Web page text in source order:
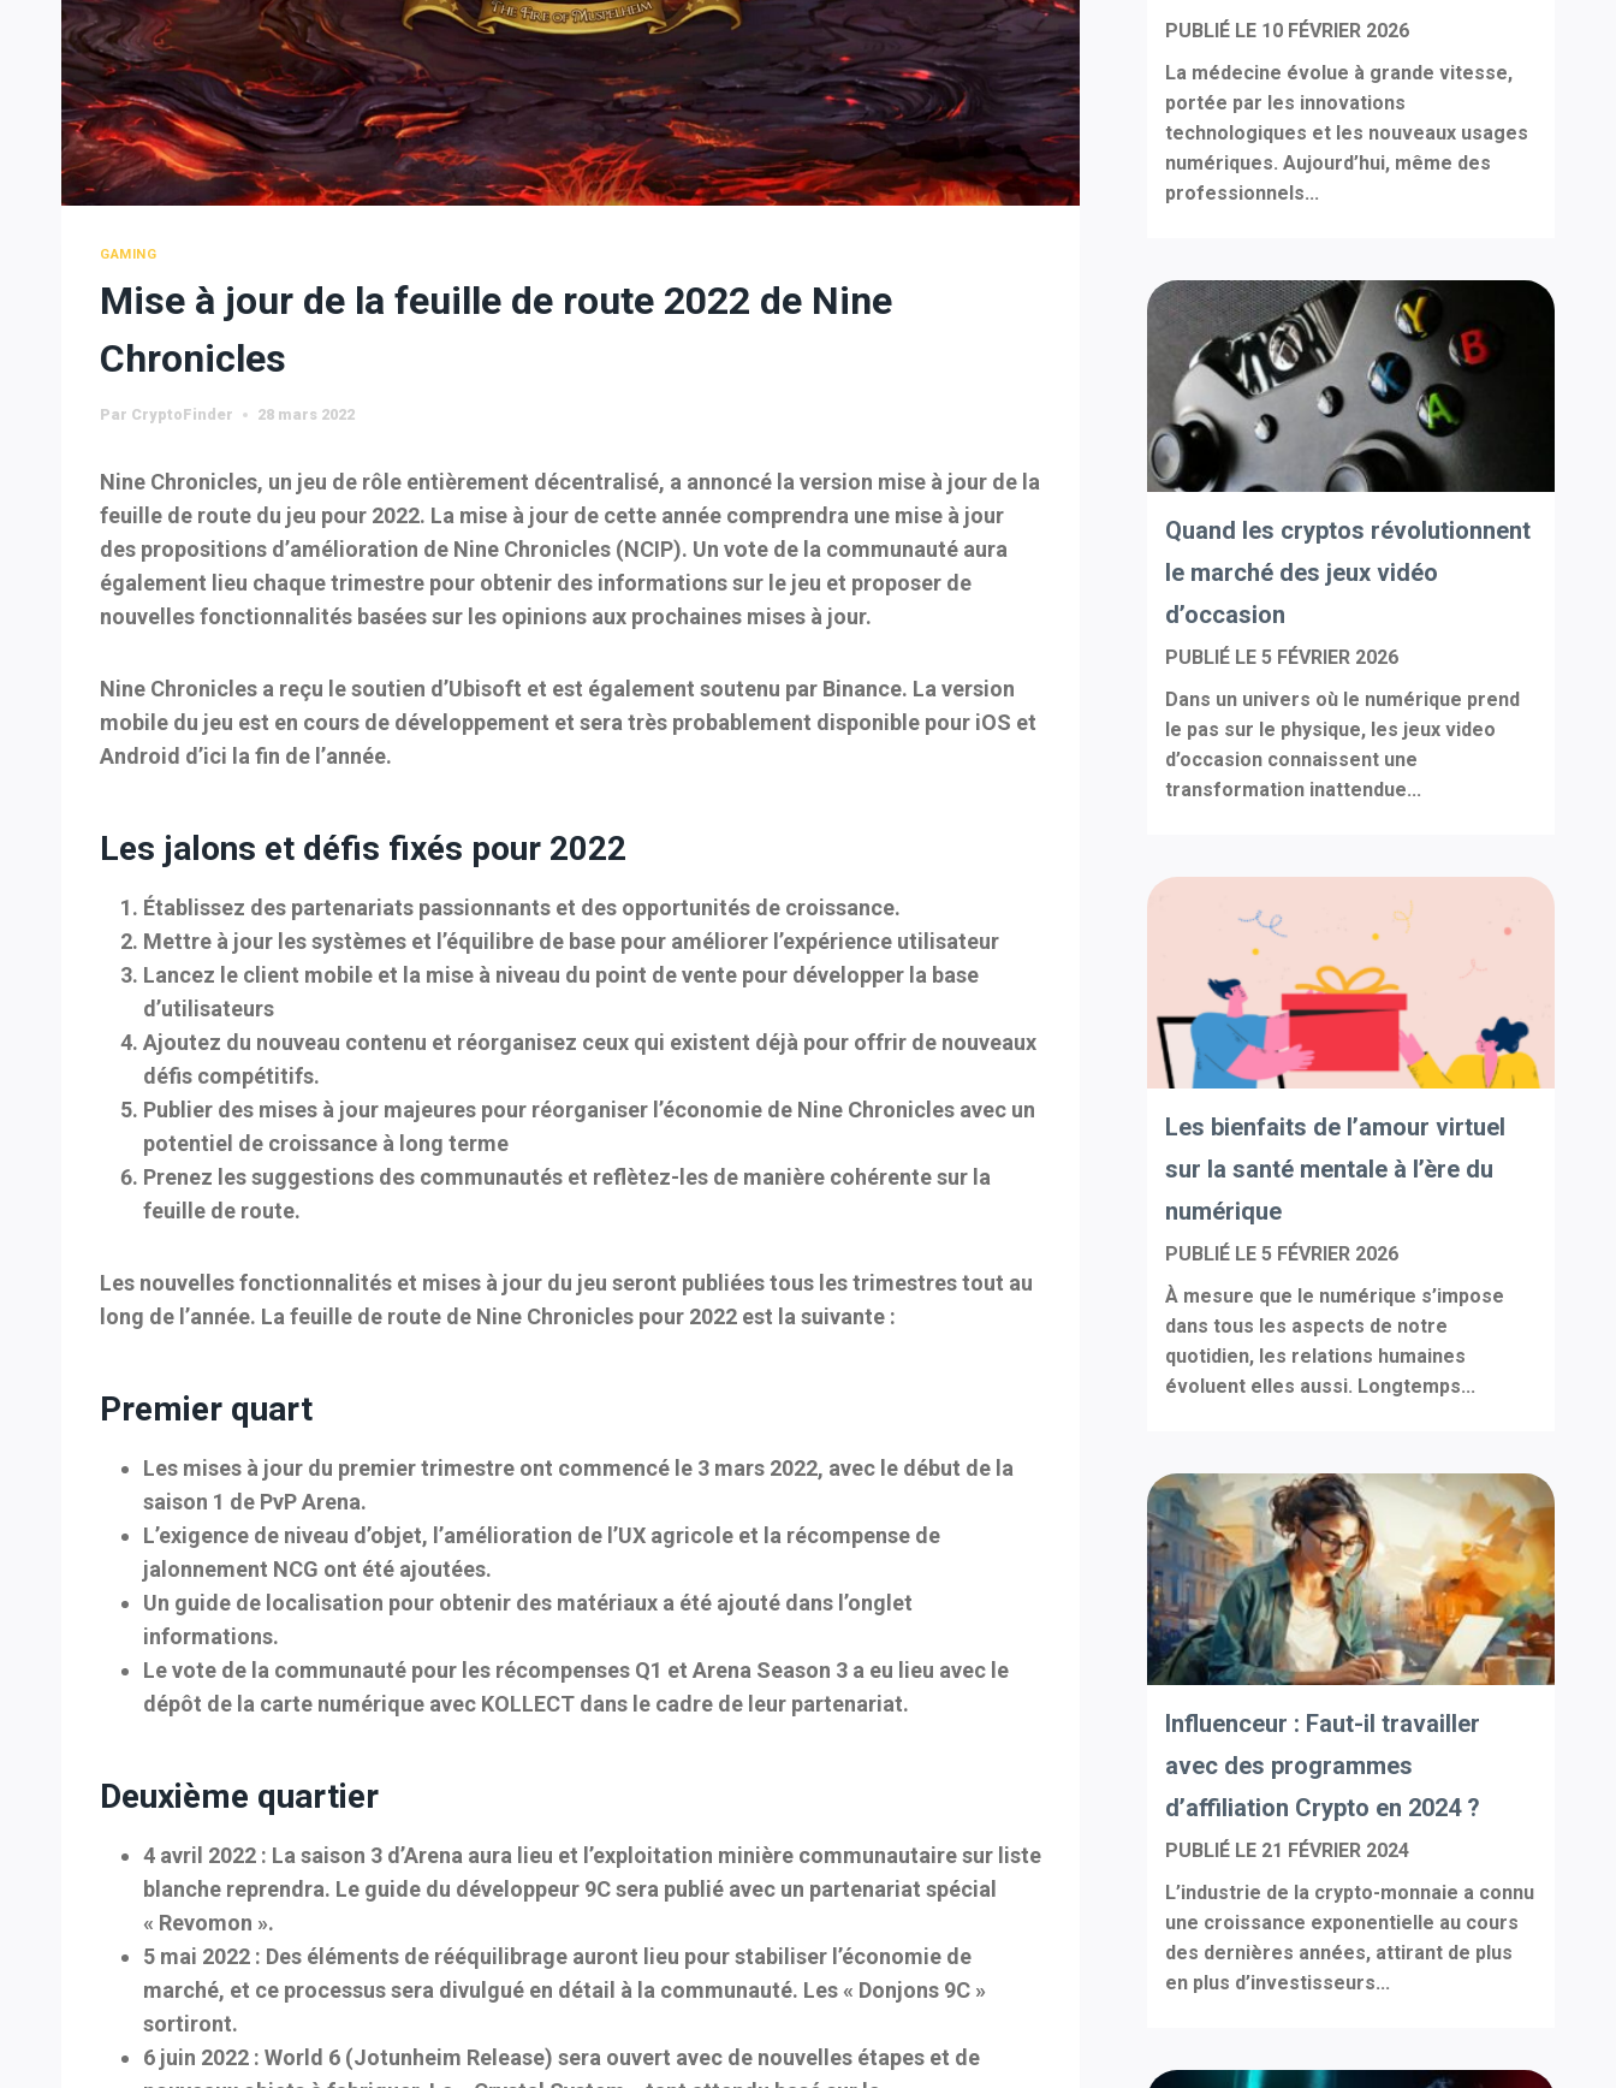
GAMING
Mise à jour de la feuille de route 2022 de Nine
Chronicles
Par CryptoFinder 28 mars 2022
Nine Chronicles, un jeu de rôle entièrement décentralisé, a annoncé la version mise à jour de la
feuille de route du jeu pour 2022. La mise à jour de cette année comprendra une mise à jour
des propositions d’amélioration de Nine Chronicles (NCIP). Un vote de la communauté aura
également lieu chaque trimestre pour obtenir des informations sur le jeu et proposer de
nouvelles fonctionnalités basées sur les opinions aux prochaines mises à jour.
Nine Chronicles a reçu le soutien d’Ubisoft et est également soutenu par Binance. La version
mobile du jeu est en cours de développement et sera très probablement disponible pour iOS et
Android d’ici la fin de l’année.
Les jalons et défis fixés pour 2022
Établissez des partenariats passionnants et des opportunités de croissance.
Mettre à jour les systèmes et l’équilibre de base pour améliorer l’expérience utilisateur
Lancez le client mobile et la mise à niveau du point de vente pour développer la base
d’utilisateurs
Ajoutez du nouveau contenu et réorganisez ceux qui existent déjà pour offrir de nouveaux
défis compétitifs.
Publier des mises à jour majeures pour réorganiser l’économie de Nine Chronicles avec un
potentiel de croissance à long terme
Prenez les suggestions des communautés et reflètez-les de manière cohérente sur la
feuille de route.
Les nouvelles fonctionnalités et mises à jour du jeu seront publiées tous les trimestres tout au
long de l’année. La feuille de route de Nine Chronicles pour 2022 est la suivante :
Premier quart
Les mises à jour du premier trimestre ont commencé le 3 mars 2022, avec le début de la
saison 1 de PvP Arena.
L’exigence de niveau d’objet, l’amélioration de l’UX agricole et la récompense de
jalonnement NCG ont été ajoutées.
Un guide de localisation pour obtenir des matériaux a été ajouté dans l’onglet
informations.
Le vote de la communauté pour les récompenses Q1 et Arena Season 3 a eu lieu avec le
dépôt de la carte numérique avec KOLLECT dans le cadre de leur partenariat.
Deuxième quartier
4 avril 2022 : La saison 3 d’Arena aura lieu et l’exploitation minière communautaire sur liste
blanche reprendra. Le guide du développeur 9C sera publié avec un partenariat spécial
« Revomon ».
5 mai 2022 : Des éléments de rééquilibrage auront lieu pour stabiliser l’économie de
marché, et ce processus sera divulgué en détail à la communauté. Les « Donjons 9C »
sortiront.
6 juin 2022 : World 6 (Jotunheim Release) sera ouvert avec de nouvelles étapes et de
PUBLIÉ LE 10 FÉVRIER 2026
La médecine évolue à grande vitesse,
portée par les innovations
technologiques et les nouveaux usages
numériques. Aujourd’hui, même des
professionnels...
Quand les cryptos révolutionnent
le marché des jeux vidéo
d’occasion
PUBLIÉ LE5 FÉVRIER 2026
Dans un univers où le numérique prend
le pas sur le physique, les jeux video
d’occasion connaissent une
transformation inattendue...
Les bienfaits de l’amour virtuel
sur la santé mentale à l’ère du
numérique
PUBLIÉ LE5 FÉVRIER 2026
À mesure que le numérique s’impose
dans tous les aspects de notre
quotidien, les relations humaines
évoluent elles aussi. Longtemps...
Influenceur : Faut-il travailler
avec des programmes
d’affiliation Crypto en 2024 ?
PUBLIÉ LE 21 FÉVRIER 2024
L’industrie de la crypto-monnaie a connu
une croissance exponentielle au cours
des dernières années, attirant de plus
en plus d’investisseurs...